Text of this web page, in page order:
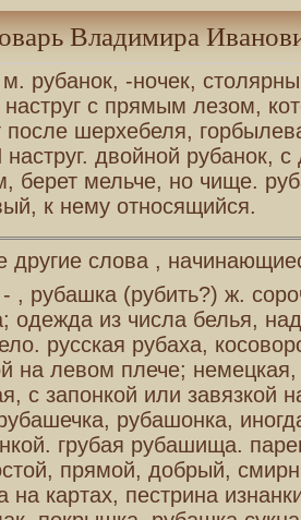
Владимира
рубанок, -ночек,
наструг с прямым лезом,
после шерхебеля,
двойной рубанок,
берет мельче, но чище.
к нему относящийся.
другие слова ,
, рубашка (рубить?) ж.
одежда из числа белья,
русская рубаха,
на левом плече; немецкая,
с запонкой или завязкой
рубашонка,
грубая рубашища.
прямой, добрый,
на картах, пестрина